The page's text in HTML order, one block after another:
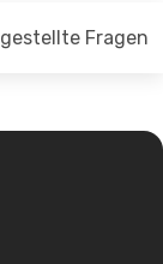
Fragen